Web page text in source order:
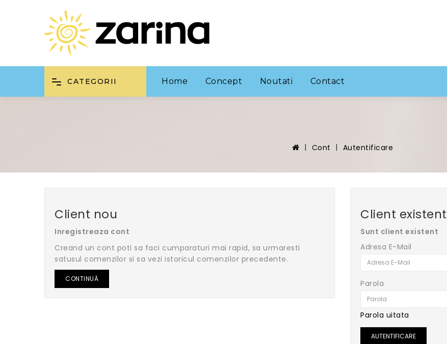
CATEGORII Home Concept Noutati Contact
Cont Autentificare
Client nou
Inregistreaza cont
Creand un cont poti sa faci cumparaturi mai rapid, sa urmaresti
satusul comenzilor si sa vezi istoricul comenzilor precedente.
CONTINUĂ
Client existent
Sunt client existent
Adresa E-Mail
Parola
Parola uitata